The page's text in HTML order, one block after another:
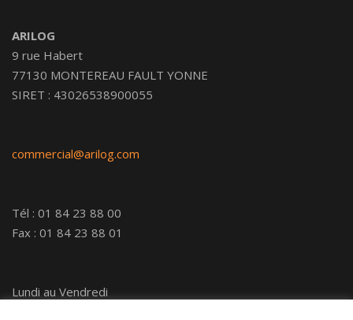
ARILOG
9 rue Habert
77130 MONTEREAU FAULT YONNE
SIRET : 43026538900055
commercial@arilog.com
Tél : 01 84 23 88 00
Fax : 01 84 23 88 01
Lundi au Vendredi